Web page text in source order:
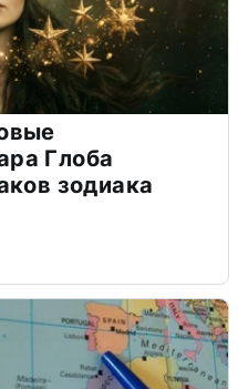
Глоба
зодиака